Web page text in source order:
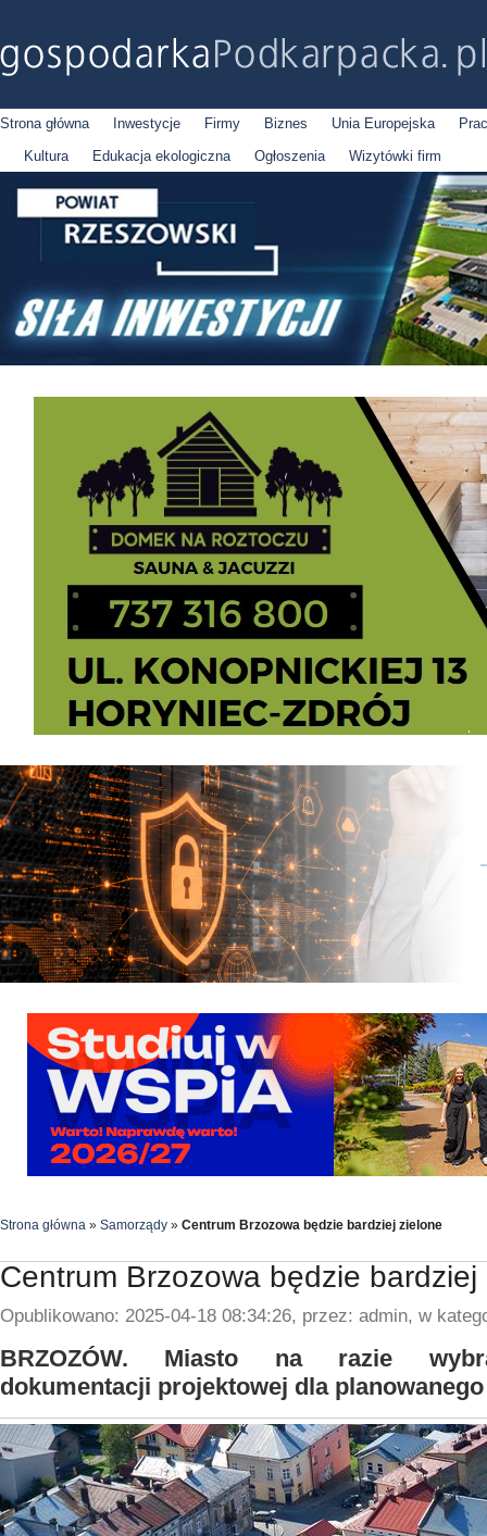
Strona główna Inwestycje Firmy Biznes Unia Europejska
Kultura
Edukacja ekologiczna Ogłoszenia Wizytówki firm
Strona główna » Samorządy » Centrum Brzozowa będzie bardziej zielone
Centrum Brzozowa będzie bardziej
Opublikowano: 2025-04-18 08:34:26, przez: admin, w
BRZOZÓW. Miasto na razie
dokumentacji projektowej dla